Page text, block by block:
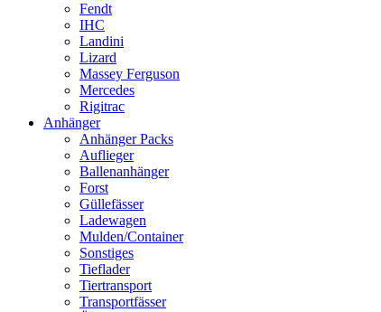
Fendt
IHC
Landini
Lizard
Massey Ferguson
Mercedes
Rigitrac
Anhänger
Anhänger Packs
Auflieger
Ballenanhänger
Forst
Güllefässer
Ladewagen
Mulden/Container
Sonstiges
Tieflader
Tiertransport
Transportfässer